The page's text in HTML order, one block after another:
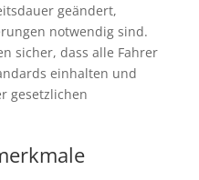
geändert,
notwendig sind.
sicher, dass alle Fahrer
einhalten und
gesetzlichen